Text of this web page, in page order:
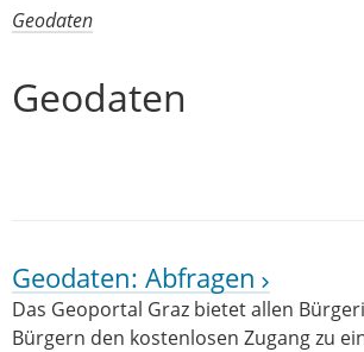
Geodaten
Geodaten
Geodaten: Abfragen
Das Geoportal Graz bietet allen
Bürgern den kostenlosen Zugang zu